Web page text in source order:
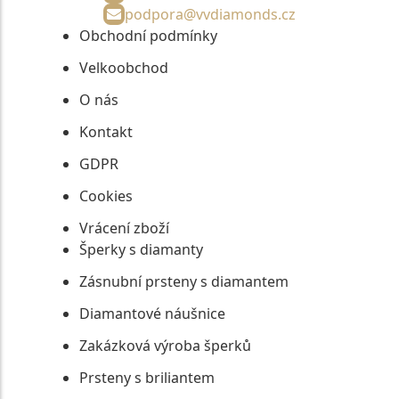
podpora@vvdiamonds.cz
Obchodní podmínky
Velkoobchod
O nás
Kontakt
GDPR
Cookies
Vrácení zboží
Šperky s diamanty
Zásnubní prsteny s diamantem
Diamantové náušnice
Zakázková výroba šperků
Prsteny s briliantem